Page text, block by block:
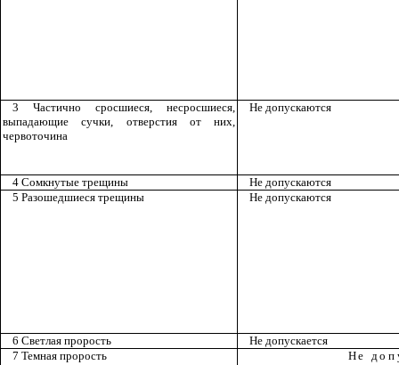
3 Частично сросшиеся, несросшиеся,
выпадающие сучки, отверстия от них,
червоточина
Не допускаются
4 Сомкнутые трещины
Не допускаются
5 Разошедшиеся трещины
Не допускаются
6 Светлая прорость Не допускается
7 Темная прорость
Не